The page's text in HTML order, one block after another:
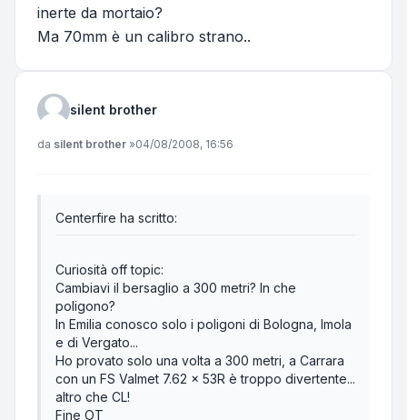
inerte da mortaio?
Ma 70mm è un calibro strano..
silent brother
Messaggio
da silent brother »04/08/2008, 16:56
Centerfire ha scritto:
Curiosità off topic:
Cambiavi il bersaglio a 300 metri? In che
poligono?
In Emilia conosco solo i poligoni di Bologna, Imola
e di Vergato...
Ho provato solo una volta a 300 metri, a Carrara
con un FS Valmet 7.62 x 53R è troppo divertente...
altro che CL!
Fine OT